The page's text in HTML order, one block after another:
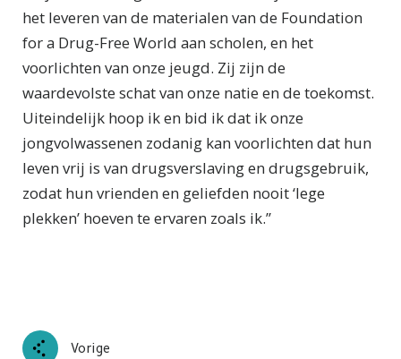
het leveren van de materialen van de Foundation
for a Drug-Free World aan scholen, en het
voorlichten van onze jeugd. Zij zijn de
waardevolste schat van onze natie en de toekomst.
Uiteindelijk hoop ik en bid ik dat ik onze
jongvolwassenen zodanig kan voorlichten dat hun
leven vrij is van drugsverslaving en drugsgebruik,
zodat hun vrienden en geliefden nooit ‘lege
plekken’ hoeven te ervaren zoals ik.”
Vorige